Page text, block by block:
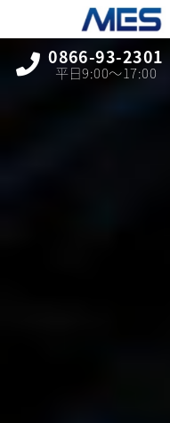
0866-93-2301
平日9:00〜17:00